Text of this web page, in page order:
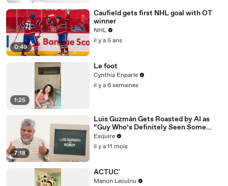
0:49
Caufield gets first NHL goal with OT
winner
NHL
il y a 5 ans
1:25
Le foot
Cynthia Enparle
il y a 6 semaines
7:18
Luis Guzmán Gets Roasted by AI as
“Guy Who’s Definitely Seen Some
Things” | Esquire
Esquire
il y a 11 mois
ACTUC'
Manon Leculnu